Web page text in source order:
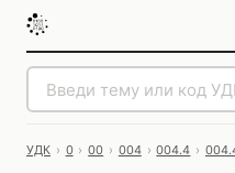
УДК › 0 › 00 › 004 › 004.4 ›